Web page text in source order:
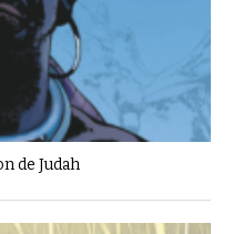
de Judah